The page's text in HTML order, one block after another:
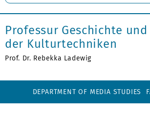
Professur Geschichte
der Kulturtechniken
Prof. Dr. Rebekka Ladewig
DEPARTMENT OF MEDIA STUDIES